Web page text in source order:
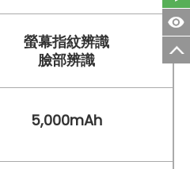
螢幕指紋辨識
臉部辨識
5,000mAh